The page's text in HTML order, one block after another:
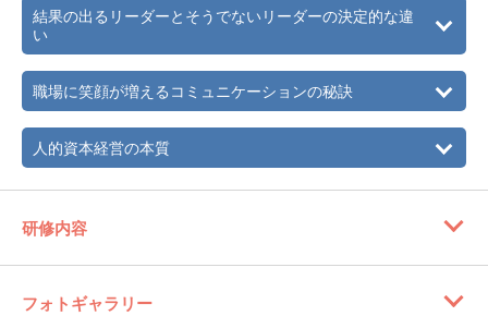
結果の出るリーダーとそうでないリーダーの決定的な違
い
職場に笑顔が増えるコミュニケーションの秘訣
人的資本経営の本質
研修内容
フォトギャラリー